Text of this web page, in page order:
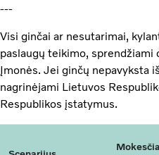
---
Visi ginčai ar nesutarimai,
paslaugų teikimo,
Įmonės. Jei ginčų nepavyksta
nagrinėjami Lietuvos
Respublikos įstatymus.